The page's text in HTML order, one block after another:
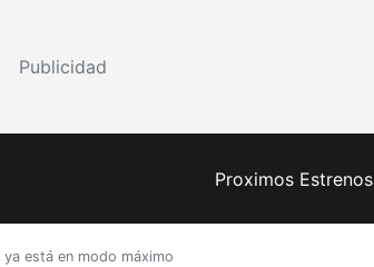
Publicidad
Proximos Estrenos
está en modo máximo